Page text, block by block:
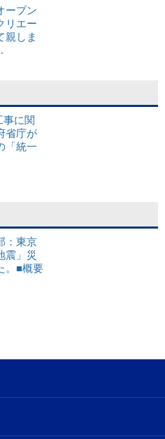
ープン
リエー
親しま
事に関
省庁が
「統一
：東京
震」災
。■概要